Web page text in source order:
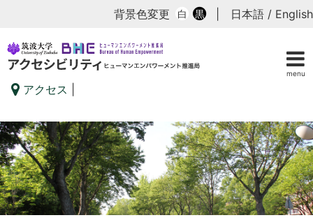
menu
背景色変更 白 黒 日本語 / English
アクセス